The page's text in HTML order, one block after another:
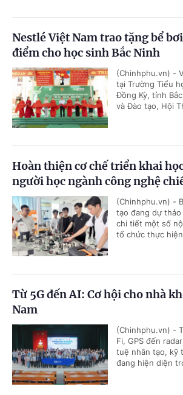
Nestlé Việt Nam trao tặng bể
điểm cho học sinh Bắc Ninh
(Chinhphu.vn) -
tại Trường Tiểu
Đồng Kỳ, tỉnh
và Đào tạo, Hội
Hoàn thiện cơ chế triển khai
người học ngành công nghệ
(Chinhphu.vn) -
tạo đang dự
chi tiết một số
tổ chức thực
Từ 5G đến AI: Cơ hội cho nhà
Nam
(Chinhphu.vn) -
Fi, GPS đến
tuệ nhân tạo, kỹ
đang hiện diện